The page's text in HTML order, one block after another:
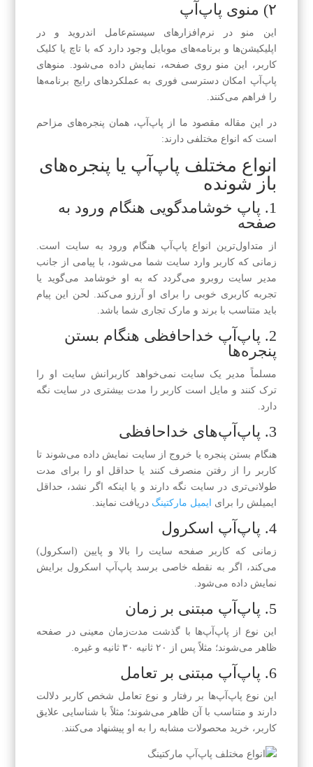
۲) منوی پاپ‌آپ
این منو در نرم‌افزارهای سیستم‌عامل اندروید و در
اپلیکیشن‌ها و برنامه‌های موبایل وجود دارد که با تاچ یا کلیک
کاربر، این منو روی صفحه، نمایش داده می‌شود. منوهای
پاپ‌آپ امکان دسترسی فوری به عملکردهای رایج برنامه‌ها
را فراهم می‌کنند.
در این مقاله مقصود ما از پاپ‌آپ، همان پنجره‌های مزاحم
است که انواع مختلفی دارند:
انواع مختلف پاپ‌آپ یا پنجره‌های
باز شونده
1. پاپ خوشامدگویی هنگام ورود به
صفحه
از متداول‌ترین انواع پاپ‌آپ هنگام ورود به سایت است.
زمانی که کاربر وارد سایت شما می‌شود، با پیامی از جانب
مدیر سایت روبرو می‌گردد که به او خوشامد می‌گوید یا
تجربه کاربری خوبی را برای او آرزو می‌کند. لحن این پیام
باید متناسب با برند و مارک تجاری شما باشد.
2. پاپ‌آپ خداحافظی هنگام بستن
پنجره‌ها
مسلماً مدیر یک سایت نمی‌خواهد کاربرانش سایت او را
ترک کنند و مایل است کاربر را مدت بیشتری در سایت نگه
دارد.
3. پاپ‌آپ‌های خداحافظی
هنگام بستن پنجره یا خروج از سایت نمایش داده می‌شوند تا
کاربر را از رفتن منصرف کنند یا حداقل او را برای مدت
طولانی‌تری در سایت نگه دارند و یا اینکه اگر نشد، حداقل
ایمیلش را برای
ایمیل مارکتینگ دریافت نمایند.
4. پاپ‌آپ اسکرول
زمانی که کاربر صفحه سایت را بالا و پایین (اسکرول)
می‌کند، اگر به نقطه خاصی برسد پاپ‌آپ اسکرول برایش
نمایش داده می‌شود.
5. پاپ‌آپ مبتنی بر زمان
این نوع از پاپ‌آپ‌ها با گذشت مدت‌زمان معینی در صفحه
ظاهر می‌شوند؛ مثلاً پس از ۲۰ ثانیه ۳۰ ثانیه و غیره.
6. پاپ‌آپ مبتنی بر تعامل
این نوع پاپ‌آپ‌ها بر رفتار و نوع تعامل شخص کاربر دلالت
دارند و متناسب با آن ظاهر می‌شوند؛ مثلاً با شناسایی علایق
کاربر، خرید محصولات مشابه را به او پیشنهاد می‌کنند.